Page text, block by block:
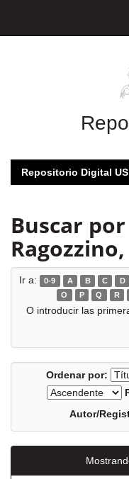
Repositorio Digital
Buscar
Ir a: 0-9 A B C D
O
P Q R
O introducir las
Ordenar por:
Autor/